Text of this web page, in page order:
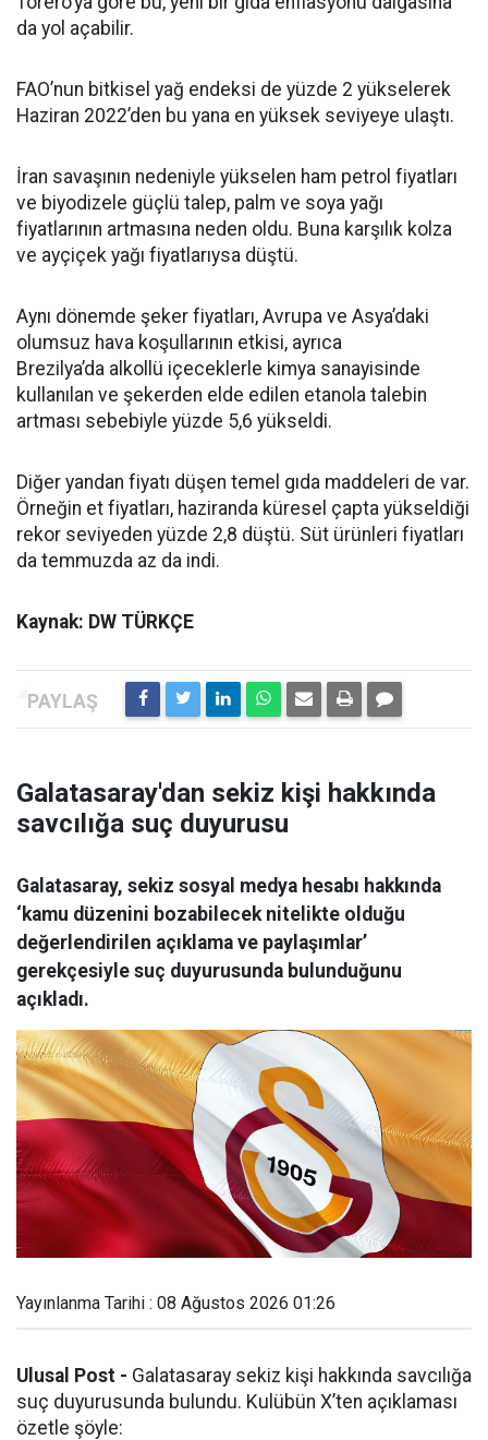
da yol açabilir.
FAO’nun bitkisel yağ endeksi de yüzde 2 yükselerek
Haziran 2022’den bu yana en yüksek seviyeye ulaştı.
İran savaşının nedeniyle yükselen ham petrol fiyatları
ve biyodizele güçlü talep, palm ve soya yağı
fiyatlarının artmasına neden oldu. Buna karşılık kolza
ve ayçiçek yağı fiyatlarıysa düştü.
Aynı dönemde şeker fiyatları, Avrupa ve Asya’daki
olumsuz hava koşullarının etkisi, ayrıca
Brezilya’da alkollü içeceklerle kimya sanayisinde
kullanılan ve şekerden elde edilen etanola talebin
artması sebebiyle yüzde 5,6 yükseldi.
Diğer yandan fiyatı düşen temel gıda maddeleri de var.
Örneğin et fiyatları, haziranda küresel çapta yükseldiği
rekor seviyeden yüzde 2,8 düştü. Süt ürünleri fiyatları
da temmuzda az da indi.
Kaynak: DW TÜRKÇE
Galatasaray'dan sekiz kişi hakkında
savcılığa suç duyurusu
Galatasaray, sekiz sosyal medya hesabı hakkında
‘kamu düzenini bozabilecek nitelikte olduğu
değerlendirilen açıklama ve paylaşımlar’
gerekçesiyle suç duyurusunda bulunduğunu
açıkladı.
Yayınlanma Tarihi : 08 Ağustos 2026 01:26
Ulusal Post - Galatasaray sekiz kişi hakkında savcılığa
suç duyurusunda bulundu. Kulübün X’ten açıklaması
özetle şöyle: